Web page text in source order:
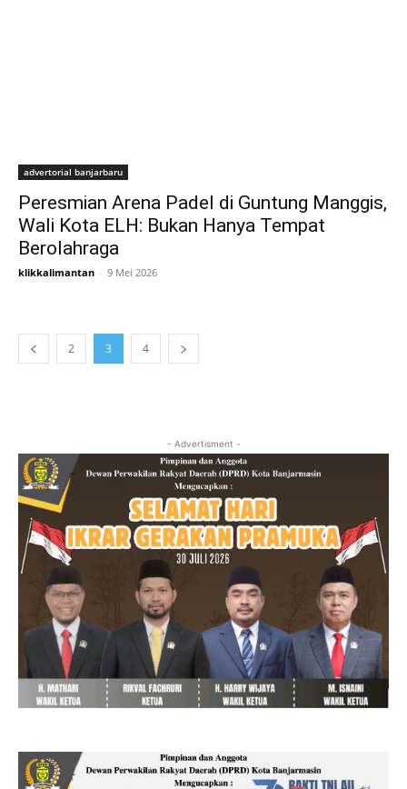
advertorial banjarbaru
Peresmian Arena Padel di Guntung Manggis,
Wali Kota ELH: Bukan Hanya Tempat
Berolahraga
klikkalimantan - 9 Mei 2026
2 3 4
- Advertisment -